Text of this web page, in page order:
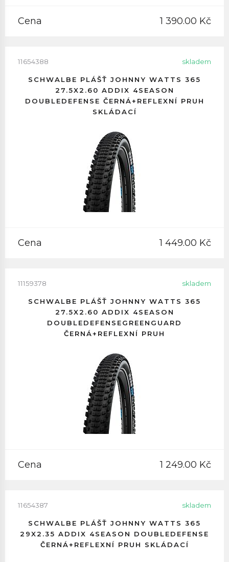
Cena 1 390.00 Kč
11654388 skladem
SCHWALBE PLÁŠŤ JOHNNY WATTS 365
27.5X2.60 ADDIX 4SEASON
DOUBLEDEFENSE ČERNÁ+REFLEXNÍ PRUH
SKLÁDACÍ
Cena 1 449.00 Kč
11159378 skladem
SCHWALBE PLÁŠŤ JOHNNY WATTS 365
27.5X2.60 ADDIX 4SEASON
DOUBLEDEFENSEGREENGUARD
ČERNÁ+REFLEXNÍ PRUH
Cena 1 249.00 Kč
11654387 skladem
SCHWALBE PLÁŠŤ JOHNNY WATTS 365
29X2.35 ADDIX 4SEASON DOUBLEDEFENSE
ČERNÁ+REFLEXNÍ PRUH SKLÁDACÍ